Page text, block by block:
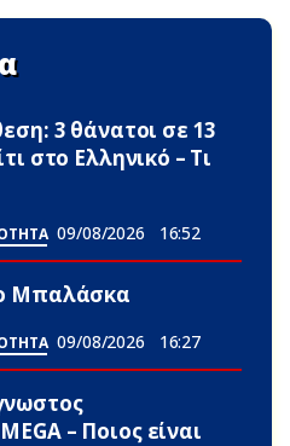
3 θάνατοι σε 13
στο Ελληνικό – Τι
09/08/2026 16:52
Μπαλάσκα
09/08/2026 16:27
– Ποιος είναι